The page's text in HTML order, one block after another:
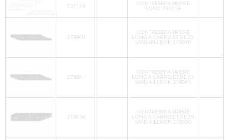
737118
CONTRESEP ARRIERE
LONG 737118
278040
CONTRESEP ARRIERE
LONG A CARRELET DE 25
SANS AILERON 278040
278041
CONTRESEP ARRIERE
LONG A CARRELET DE 25
SANS AILERON 278041
278036
CONTRESEP ARRIERE
LONG A CARRELET DE 28
SANS AILERON 278036